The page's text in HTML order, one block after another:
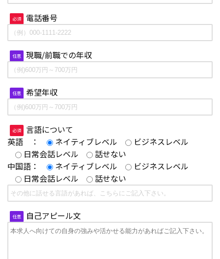
必須 電話番号
任意 現職/前職での年収
任意 希望年収
必須
言語について
英語 ：
ネイティブレベル
ビジネスレベル
日常会話レベル
話せない
中国語：
ネイティブレベル
ビジネスレベル
日常会話レベル
話せない
任意 自己アピール文